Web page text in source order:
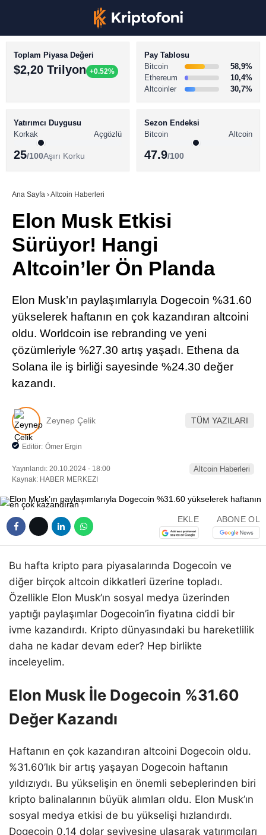
LinkedIn
Telegram
BİTCOİN HABERLERİ
ALTCOİN HABERLERİ
SÖZLÜK
Toplam Piyasa Değeri
$2,20 Trilyon +0.52%
Pay Tablosu
Bitcoin
58,9%
Ethereum
10,4%
Altcoinler
30,7%
Yatırımcı Duygusu
Korkak
Açgözlü
25/100Aşırı Korku
Sezon Endeksi
Bitcoin
Altcoin
47.9/100
Ana Sayfa ›Altcoin Haberleri
Elon Musk Etkisi
Sürüyor! Hangi
Altcoin’ler Ön Planda
Elon Musk’ın paylaşımlarıyla Dogecoin %31.60
yükselerek haftanın en çok kazandıran altcoini
oldu. Worldcoin ise rebranding ve yeni
çözümleriyle %27.30 artış yaşadı. Ethena da
Solana ile iş birliği sayesinde %24.30 değer
kazandı.
Zeynep Çelik TÜM YAZILARI
Editör: Ömer Ergin
Yayınlandı: 20.10.2024 - 18:00
Kaynak: HABER MERKEZI
Altcoin Haberleri
EKLE ABONE OL
Bu hafta kripto para piyasalarında Dogecoin ve
diğer birçok altcoin dikkatleri üzerine topladı.
Özellikle Elon Musk’ın sosyal medya üzerinden
yaptığı paylaşımlar Dogecoin’in fiyatına ciddi bir
ivme kazandırdı. Kripto dünyasındaki bu hareketlilik
daha ne kadar devam eder? Hep birlikte
inceleyelim.
Elon Musk İle Dogecoin %31.60
Değer Kazandı
Haftanın en çok kazandıran altcoini Dogecoin oldu.
%31.60’lık bir artış yaşayan Dogecoin haftanın
yıldızıydı. Bu yükselişin en önemli sebeplerinden biri
kripto balinalarının büyük alımları oldu. Elon Musk’ın
sosyal medya etkisi de bu yükselişi hızlandırdı.
Dogecoin 0.14 dolar seviyesine ulaşarak yatırımcıları